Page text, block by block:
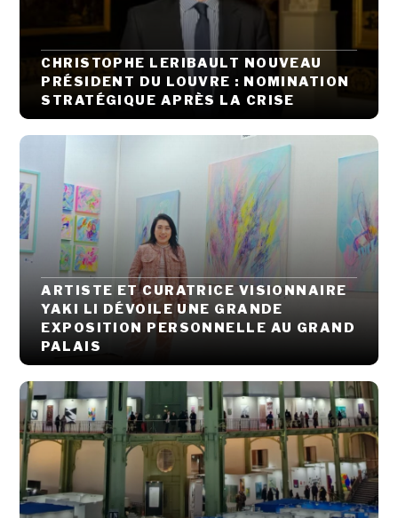
CHRISTOPHE LERIBAULT NOUVEAU
PRÉSIDENT DU LOUVRE : NOMINATION
STRATÉGIQUE APRÈS LA CRISE
ARTISTE ET CURATRICE VISIONNAIRE
YAKI LI DÉVOILE UNE GRANDE
EXPOSITION PERSONNELLE AU GRAND
PALAIS